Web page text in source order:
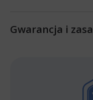
Gwarancja i